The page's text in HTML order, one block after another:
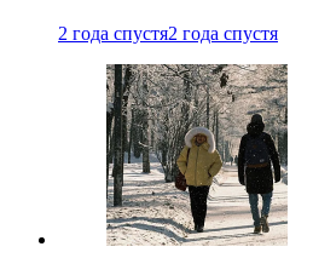
2 года спустя2 года спустя